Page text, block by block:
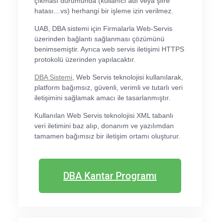
hatası…vs) herhangi bir işleme izin verilmez.
UAB, DBA sistemi için Firmalarla Web-Servis
üzerinden bağlantı sağlanması çözümünü
benimsemiştir. Ayrıca web servis iletişimi HTTPS
protokolü üzerinden yapılacaktır.
DBA Sistemi, Web Servis teknolojisi kullanılarak,
platform bağımsız, güvenli, verimli ve tutarlı veri
iletişimini sağlamak amacı ile tasarlanmıştır.
Kullanılan Web Servis teknolojisi XML tabanlı
veri iletimini baz alıp, donanım ve yazılımdan
tamamen bağımsız bir iletişim ortamı oluşturur.
DBA Kantar Programı